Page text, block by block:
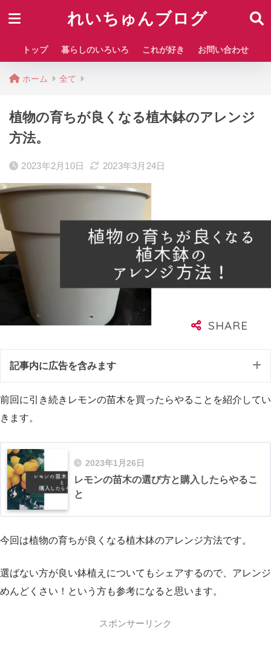
れいちゅんブログ
トップ 暮らしのいろいろ これが好き お問い合わせ
ホーム 全て
植物の育ちが良くなる植木鉢のアレンジ
方法。
2023年2月10日 2023年3月24日
記事内に広告を含みます
前回に引き続きレモンの苗木を買ったらやることを紹介してい
きます。
2023年1月26日
レモンの苗木の選び方と購入したらやるこ
と
今回は植物の育ちが良くなる植木鉢のアレンジ方法です。
選ばない方が良い鉢植えについてもシェアするので、アレンジ
めんどくさい！という方も参考になると思います。
スポンサーリンク